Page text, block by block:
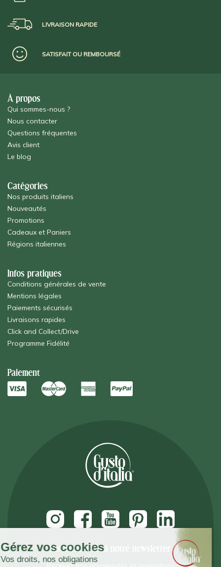
LIVRAISON RAPIDE
SATISFAIT OU REMBOURSÉ
À propos
Qui sommes-nous ?
Nous contacter
Questions fréquentes
Avis client
Le blog
Catégories
Nos produits italiens
Nouveautés
Promotions
Cadeaux et Paniers
Régions italiennes
Infos pratiques
Conditions générales de vente
Mentions légales
Paiements sécurisés
Livraisons rapides
Click and Collect/Drive
Programme Fidélité
Paiement
Inscrivez vous à notre newsletter